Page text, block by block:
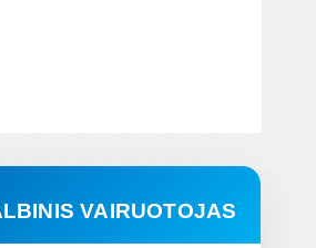
VAIRUOTOJAS